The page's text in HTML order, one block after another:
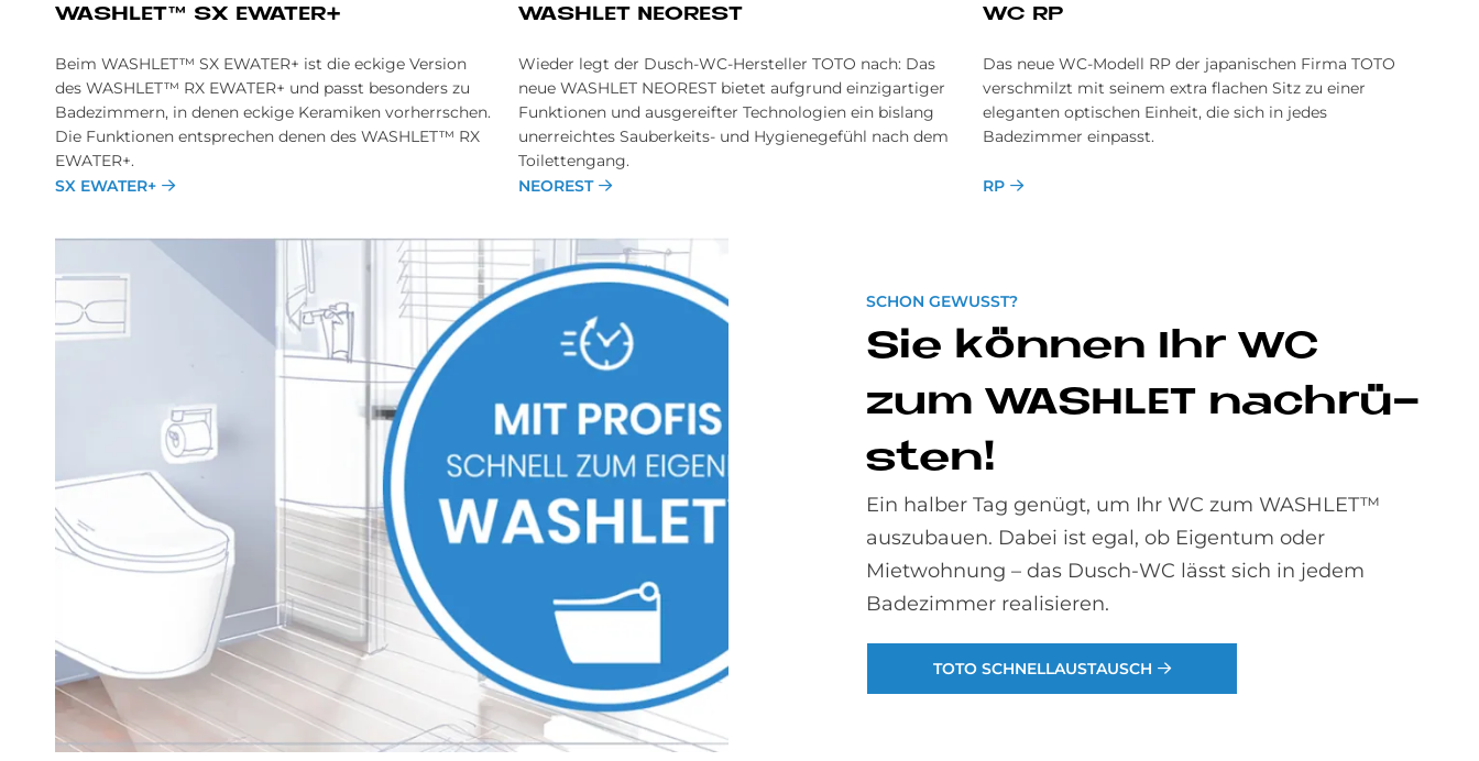
WA­SH­LE­T™ SX EWA­TER+
Beim WASHLET™ SX EWATER+ ist die eckige Version
des WASHLET™ RX EWATER+ und passt besonders zu
Badezimmern, in denen eckige Keramiken vorherrschen.
Die Funktionen entsprechen denen des WASHLET™ RX
EWATER+.
SX EWATER+
WA­SH­LET NEO­REST
Wieder legt der Dusch-WC-Hersteller TOTO nach: Das
neue WASHLET NEOREST bietet aufgrund einzigartiger
Funktionen und ausgereifter Technologien ein bislang
unerreichtes Sauberkeits- und Hygienegefühl nach dem
Toilettengang.
NEOREST
WC RP
Das neue WC-Modell RP der japanischen Firma TOTO
verschmilzt mit seinem extra flachen Sitz zu einer
eleganten optischen Einheit, die sich in jedes
Badezimmer einpasst.
RP
SCHON GEWUSST?
Sie kön­nen Ihr WC
zum WA­SH­LET nach­rü­
sten!
Ein halber Tag genügt, um Ihr WC zum WASHLET™
auszubauen. Dabei ist egal, ob Eigentum oder
Mietwohnung – das Dusch-WC lässt sich in jedem
Badezimmer realisieren.
TOTO SCHNELLAUSTAUSCH